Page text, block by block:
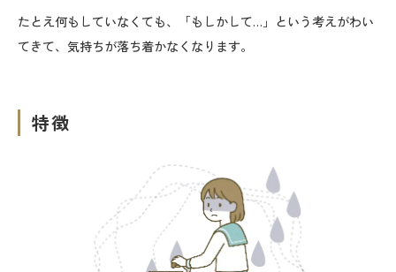
たとえ何もしていなくても、「もしかして…」という考えがわい
てきて、気持ちが落ち着かなくなります。
特徴